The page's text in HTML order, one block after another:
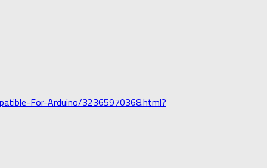
For-Arduino/32365970368.html?